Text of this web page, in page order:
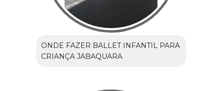
ONDE FAZER BALLET INFANTIL PARA
CRIANÇA JABAQUARA